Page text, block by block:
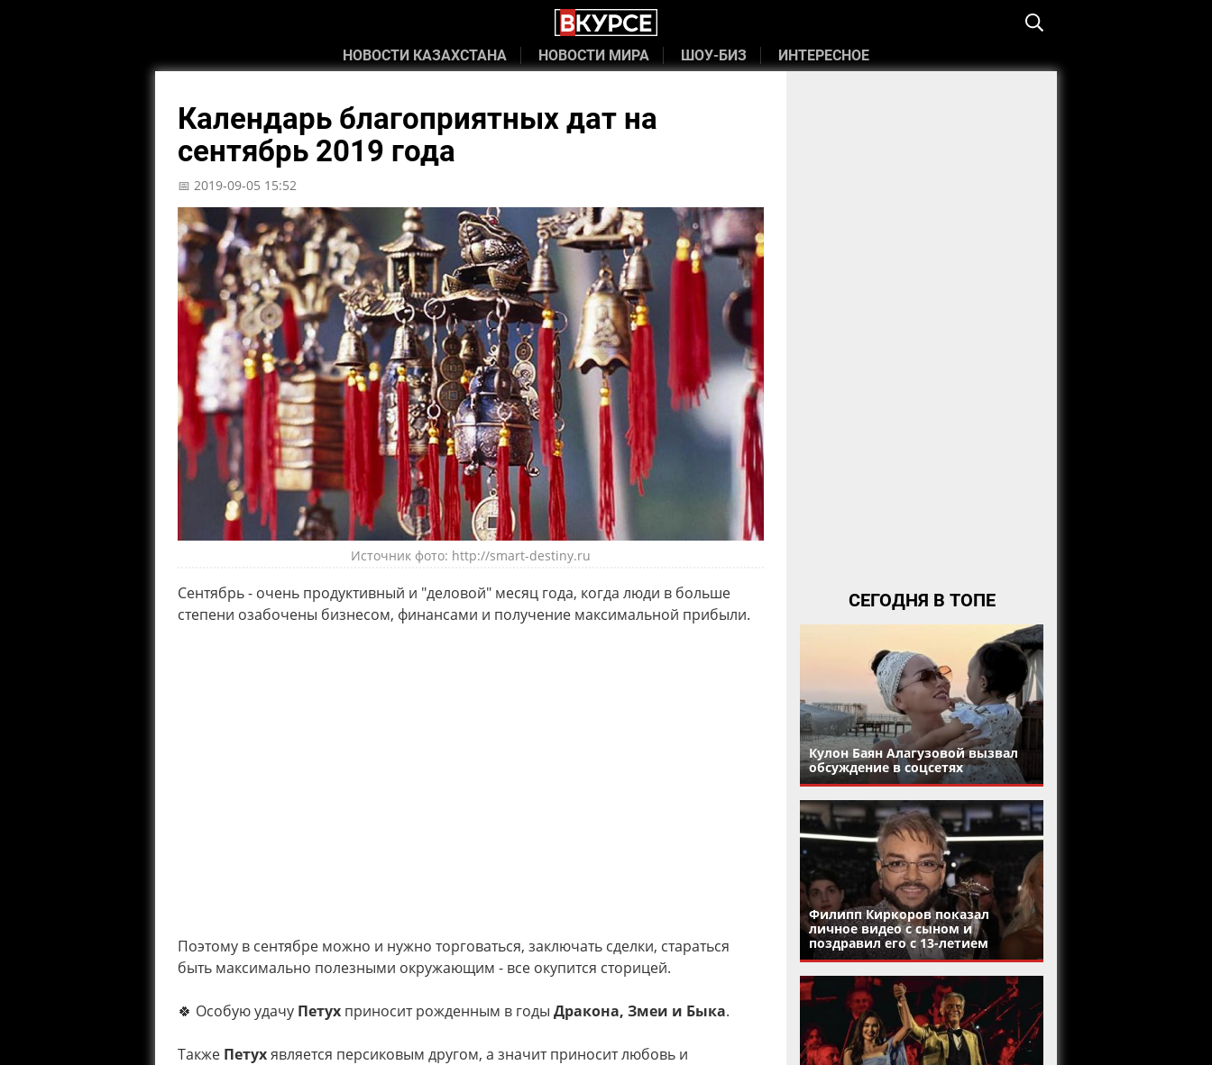
НОВОСТИ КАЗАХСТАНА НОВОСТИ МИРА ШОУ-БИЗ ИНТЕРЕСНОЕ
Календарь благоприятных дат на
сентябрь 2019 года
📅 2019-09-05 15:52
Источник фото: http://smart-destiny.ru
Сентябрь - очень продуктивный и "деловой" месяц года, когда люди в больше
степени озабочены бизнесом, финансами и получение максимальной прибыли.
Поэтому в сентябре можно и нужно торговаться, заключать сделки, стараться
быть максимально полезными окружающим - все окупится сторицей.
🍀 Особую удачу Петух приносит рожденным в годы Дракона, Змеи и Быка.
Также Петухявляется персиковым другом, а значит приносит любовь и
СЕГОДНЯ В ТОПЕ
Кулон Баян Алагузовой вызвал
обсуждение в соцсетях
Филипп Киркоров показал
личное видео с сыном и
поздравил его с 13-летием